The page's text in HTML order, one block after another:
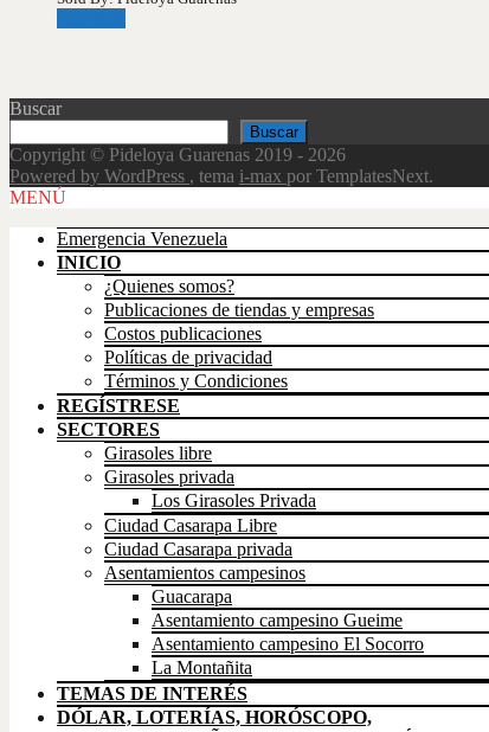
Buscar
Buscar
Copyright © Pideloya Guarenas 2019 - 2026
Powered by WordPress , tema i-max por TemplatesNext.
Scroll
MENÚ
Emergencia Venezuela
INICIO
¿Quienes somos?
Publicaciones de tiendas y empresas
Costos publicaciones
Políticas de privacidad
Términos y Condiciones
REGÍSTRESE
SECTORES
Girasoles libre
Girasoles privada
Los Girasoles Privada
Ciudad Casarapa Libre
Ciudad Casarapa privada
Asentamientos campesinos
Guacarapa
Asentamiento campesino Gueime
Asentamiento campesino El Socorro
La Montañita
TEMAS DE INTERÉS
DÓLAR, LOTERÍAS, HORÓSCOPO,